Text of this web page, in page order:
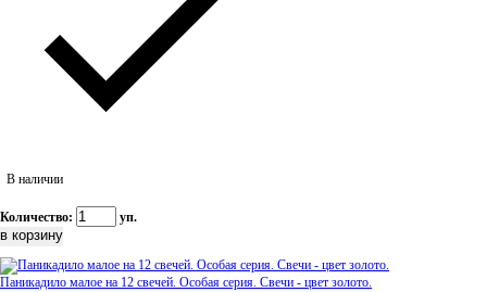
В наличии
Количество: уп.
Паникадило малое на 12 свечей. Особая серия. Свечи - цвет золото.